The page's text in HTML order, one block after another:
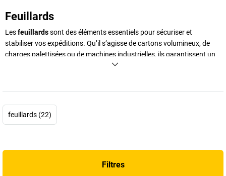
Feuillards
Lesfeuillardssont des éléments essentiels pour sécuriser et
stabiliser vos expéditions. Qu’il s’agisse de cartons volumineux, de
charges palettisées ou de machines industrielles, ils garantissent un
maintien fiable tout au long du transport. Grâce à un
industriels et commerciaux. Du
cerclage sûr, efficace et professionnel.
feuillards (22)
Filtres